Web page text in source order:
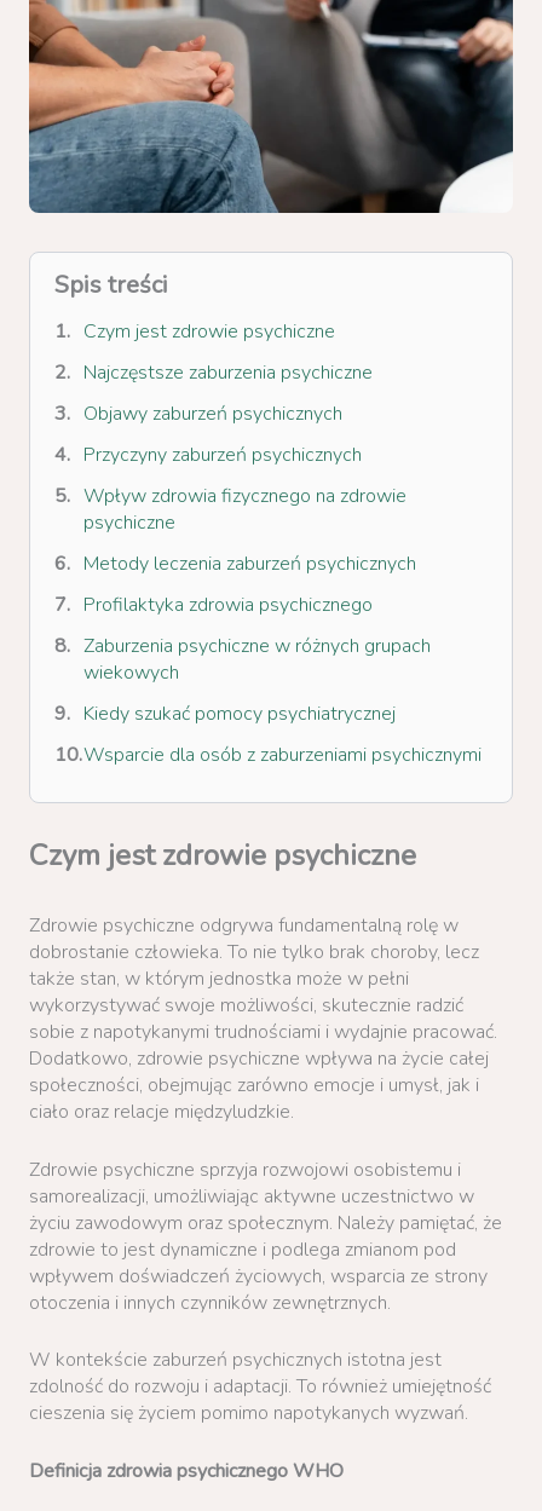
Spis treści
Czym jest zdrowie psychiczne
Najczęstsze zaburzenia psychiczne
Objawy zaburzeń psychicznych
Przyczyny zaburzeń psychicznych
Wpływ zdrowia fizycznego na zdrowie
psychiczne
Metody leczenia zaburzeń psychicznych
Profilaktyka zdrowia psychicznego
Zaburzenia psychiczne w różnych grupach
wiekowych
Kiedy szukać pomocy psychiatrycznej
Wsparcie dla osób z zaburzeniami psychicznymi
Czym jest zdrowie psychiczne
Zdrowie psychiczne odgrywa fundamentalną rolę w
dobrostanie człowieka. To nie tylko brak choroby, lecz
także stan, w którym jednostka może w pełni
wykorzystywać swoje możliwości, skutecznie radzić
sobie z napotykanymi trudnościami i wydajnie pracować.
Dodatkowo, zdrowie psychiczne wpływa na życie całej
społeczności, obejmując zarówno emocje i umysł, jak i
ciało oraz relacje międzyludzkie.
Zdrowie psychiczne sprzyja rozwojowi osobistemu i
samorealizacji, umożliwiając aktywne uczestnictwo w
życiu zawodowym oraz społecznym. Należy pamiętać, że
zdrowie to jest dynamiczne i podlega zmianom pod
wpływem doświadczeń życiowych, wsparcia ze strony
otoczenia i innych czynników zewnętrznych.
W kontekście zaburzeń psychicznych istotna jest
zdolność do rozwoju i adaptacji. To również umiejętność
cieszenia się życiem pomimo napotykanych wyzwań.
Definicja zdrowia psychicznego WHO